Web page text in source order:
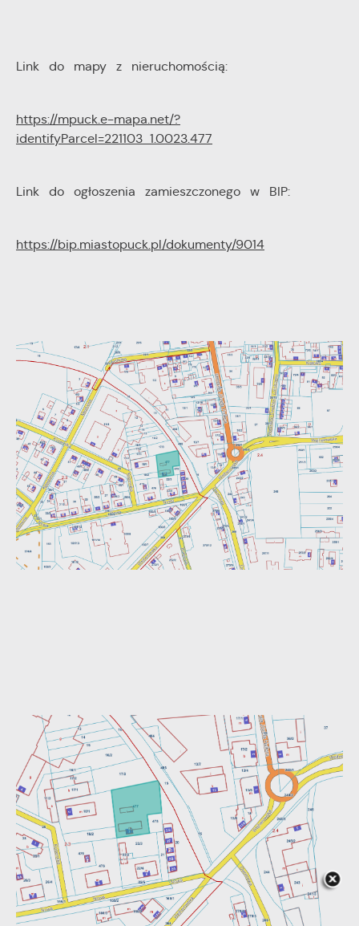
Link do mapy z nieruchomością:
https://mpuck.e-mapa.net/?
identifyParcel=221103_1.0023.477
Link do ogłoszenia zamieszczonego w BIP:
https://bip.miastopuck.pl/dokumenty/9014